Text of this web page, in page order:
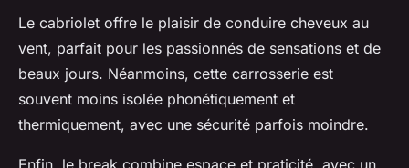
Le cabriolet offre le plaisir de conduire cheveux au
vent, parfait pour les passionnés de sensations et de
beaux jours. Néanmoins, cette carrosserie est
souvent moins isolée phonétiquement et
thermiquement, avec une sécurité parfois moindre.